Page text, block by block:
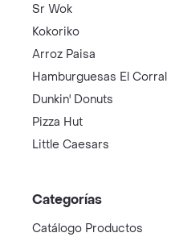
Sr Wok
Kokoriko
Arroz Paisa
Hamburguesas El Corral
Dunkin' Donuts
Pizza Hut
Little Caesars
Categorías
Catálogo Productos